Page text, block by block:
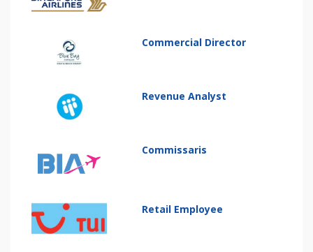
Commercial Director
Revenue Analyst
Commissaris
Retail Employee